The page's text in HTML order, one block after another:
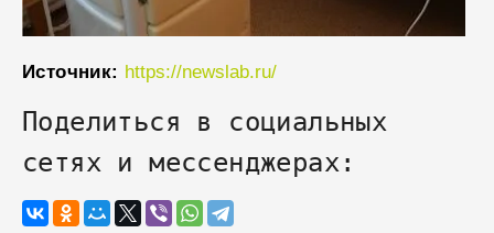
Источник: https://newslab.ru/
Поделиться в социальных
сетях и мессенджерах: